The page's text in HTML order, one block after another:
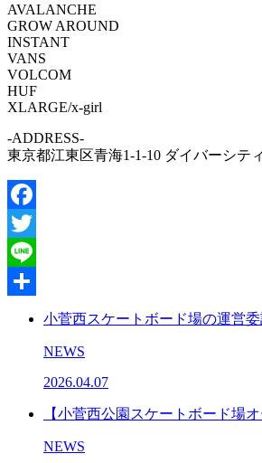
AVALANCHE
GROW AROUND
INSTANT
VANS
VOLCOM
HUF
XLARGE/x-girl
-ADDRESS-
東京都江東区青海1-1-10 ダイバーシテ
Facebook
Twitter
Line
小菅西スケートボード場の運営
NEWS
2026.04.07
【小菅西公園スケートボード場
NEWS